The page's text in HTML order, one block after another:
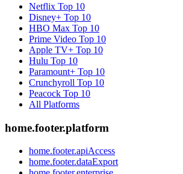
Netflix Top 10
Disney+ Top 10
HBO Max Top 10
Prime Video Top 10
Apple TV+ Top 10
Hulu Top 10
Paramount+ Top 10
Crunchyroll Top 10
Peacock Top 10
All Platforms
home.footer.platform
home.footer.apiAccess
home.footer.dataExport